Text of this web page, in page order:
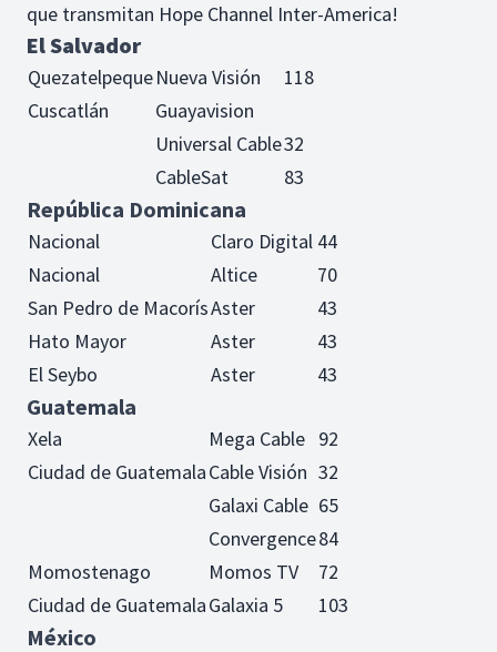
que transmitan Hope Channel Inter-America!
El Salvador
QuezatelpequeNueva Visión
118
Cuscatlán
Guayavision
Universal Cable32
CableSat
83
República Dominicana
Nacional Claro Digital 44
Nacional
Altice
70
San Pedro de MacorísAster
43
Hato Mayor
Aster
43
El Seybo
Aster 43
Guatemala
Xela Mega Cable 92
Ciudad de GuatemalaCable Visión 32
Galaxi Cable 65
Convergence84
Momostenago
Momos TV
72
Ciudad de GuatemalaGalaxia 5 103
México